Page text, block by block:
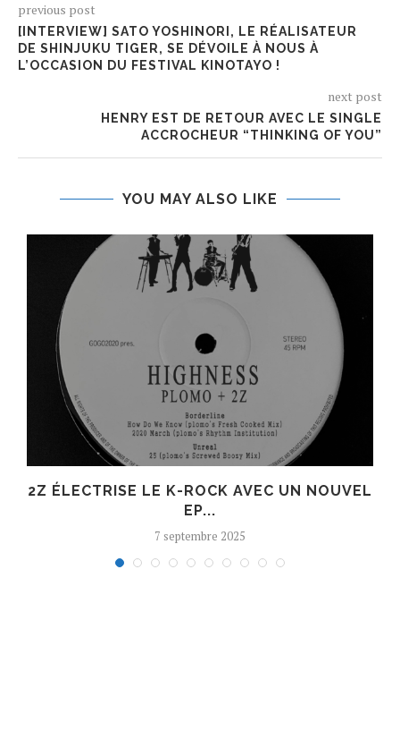
previous post
[INTERVIEW] SATO YOSHINORI, LE RÉALISATEUR
DE SHINJUKU TIGER, SE DÉVOILE À NOUS À
L’OCCASION DU FESTIVAL KINOTAYO !
next post
HENRY EST DE RETOUR AVEC LE SINGLE
ACCROCHEUR “THINKING OF YOU”
YOU MAY ALSO LIKE
2Z ÉLECTRISE LE K-ROCK AVEC UN NOUVEL
EP...
7 septembre 2025